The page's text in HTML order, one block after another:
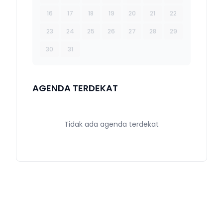
16 17 18 19 20 21 22
23 24 25 26 27 28 29
30 31
AGENDA TERDEKAT
Tidak ada agenda terdekat